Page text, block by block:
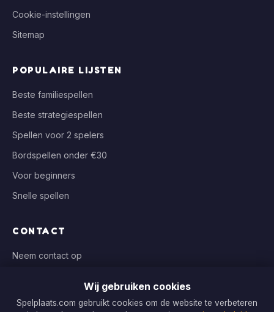
Cookie-instellingen
Sitemap
POPULAIRE LIJSTEN
Beste familiespellen
Beste strategiespellen
Spellen voor 2 spelers
Bordspellen onder €30
Voor beginners
Snelle spellen
CONTACT
Neem contact op
WIJ VERGELIJKEN BIJ
Wij gebruiken cookies
Spelplaats.com gebruikt cookies om de website te verbeteren